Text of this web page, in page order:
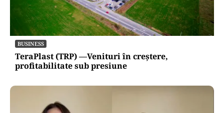
BUSINESS
TeraPlast (TRP) —Venituri în creștere,
profitabilitate sub presiune